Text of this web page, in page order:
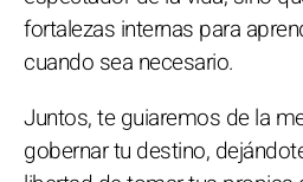
fortalezas internas para
cuando sea necesario.
Juntos, te guiaremos de la
gobernar tu destino,